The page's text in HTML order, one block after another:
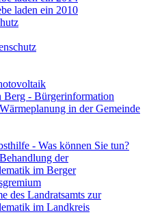
laden ein 2010
Berg - Bürgerinformation
in der Gemeinde
- Was können Sie tun?
der
im Berger
des Landratsamts zur
im Landkreis